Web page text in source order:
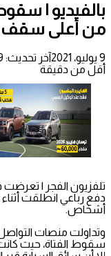
بالفيديو | سقوط
من أعلى سقف
9 يوليو، 2021
آخر تحديث: 9 يوليو، 2021
أقل من دقيقة
تلفزيون الفجر |
دفع رباعي انطلقت
أشخاص.
وتداولت منصات
سقوط الفتاة، حيث